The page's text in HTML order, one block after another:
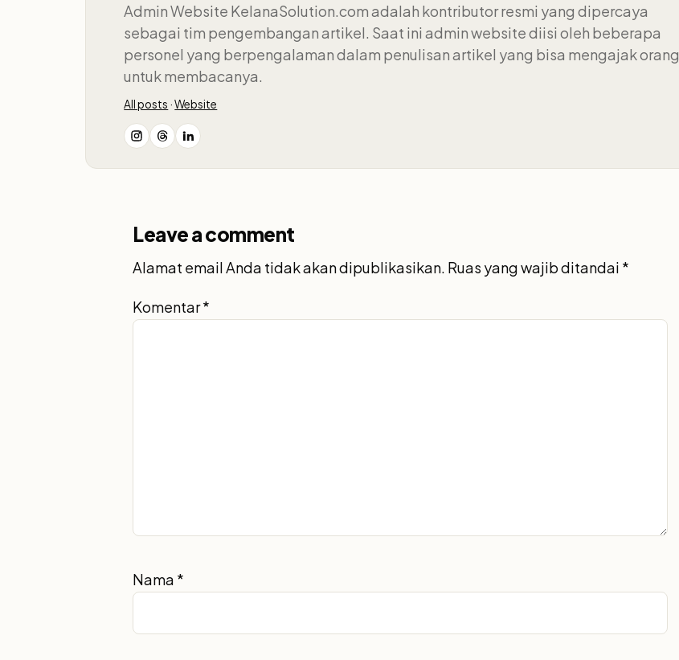
Admin Website KelanaSolution.com adalah kontributor resmi yang dipercaya
sebagai tim pengembangan artikel. Saat ini admin website diisi oleh beberapa
personel yang berpengalaman dalam penulisan artikel yang bisa mengajak orang
untuk membacanya.
All posts ·Website
Leave a comment
Alamat email Anda tidak akan dipublikasikan. Ruas yang wajib ditandai *
Komentar*
Nama *